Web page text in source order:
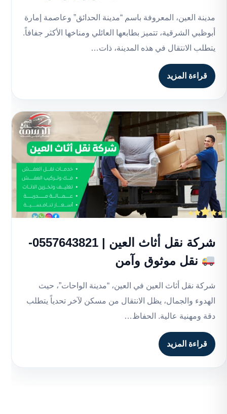
مدينة العين، المعروفة باسم “مدينة الحدائق” وعاصمة إمارة
أبوظبي الشرقية، تتميز بطابعها العائلي ومناخها الأكثر جفافاً.
يتطلب الانتقال في هذه المدينة، ذات…
قراءة المزيد
شركة نقل أثاث العين | 0557643821-
نقل موثوق وآمن
شركة نقل أثاث العين في العين، “مدينة الواحات”، حيث
الهدوء والجمال، يظل الانتقال من مسكن لآخر تحدياً يتطلب
دقة ومهنية عالية. الحفاظ…
قراءة المزيد